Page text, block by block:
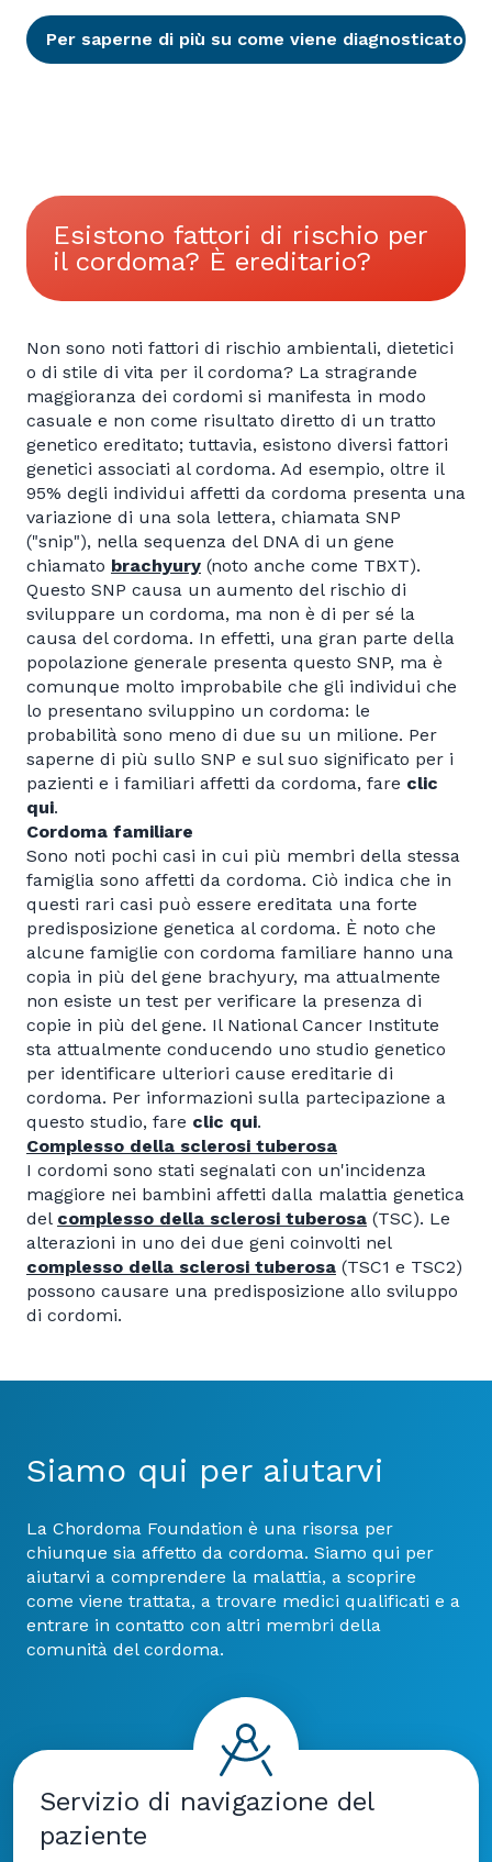
Per saperne di più su come viene diagnosticato il
Esistono fattori di rischio per
il cordoma? È ereditario?
Non sono noti fattori di rischio ambientali, dietetici
o di stile di vita per il cordoma? La stragrande
maggioranza dei cordomi si manifesta in modo
casuale e non come risultato diretto di un tratto
genetico ereditato; tuttavia, esistono diversi fattori
genetici associati al cordoma. Ad esempio, oltre il
95% degli individui affetti da cordoma presenta una
variazione di una sola lettera, chiamata SNP
("snip"), nella sequenza del DNA di un gene
chiamato brachyury (noto anche come TBXT).
Questo SNP causa un aumento del rischio di
sviluppare un cordoma, ma non è di per sé la
causa del cordoma. In effetti, una gran parte della
popolazione generale presenta questo SNP, ma è
comunque molto improbabile che gli individui che
lo presentano sviluppino un cordoma: le
probabilità sono meno di due su un milione. Per
saperne di più sullo SNP e sul suo significato per i
pazienti e i familiari affetti da cordoma, fare clic
qui.
Cordoma familiare
Sono noti pochi casi in cui più membri della stessa
famiglia sono affetti da cordoma. Ciò indica che in
questi rari casi può essere ereditata una forte
predisposizione genetica al cordoma. È noto che
alcune famiglie con cordoma familiare hanno una
copia in più del gene brachyury, ma attualmente
non esiste un test per verificare la presenza di
copie in più del gene. Il National Cancer Institute
sta attualmente conducendo uno studio genetico
per identificare ulteriori cause ereditarie di
cordoma. Per informazioni sulla partecipazione a
questo studio, fare clic qui.
Complesso della sclerosi tuberosa
I cordomi sono stati segnalati con un'incidenza
maggiore nei bambini affetti dalla malattia genetica
del complesso della sclerosi tuberosa (TSC). Le
alterazioni in uno dei due geni coinvolti nel
complesso della sclerosi tuberosa (TSC1 e TSC2)
possono causare una predisposizione allo sviluppo
di cordomi.
Siamo qui per aiutarvi
La Chordoma Foundation è una risorsa per
chiunque sia affetto da cordoma. Siamo qui per
aiutarvi a comprendere la malattia, a scoprire
come viene trattata, a trovare medici qualificati e a
entrare in contatto con altri membri della
comunità del cordoma.
Servizio di navigazione del
paziente